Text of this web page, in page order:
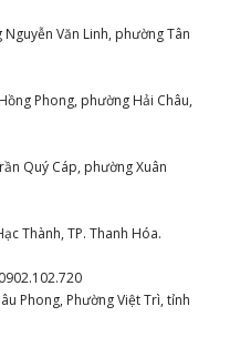
Nguyễn Văn Linh, phường Tân
Phong, phường Hải Châu,
Quý Cáp, phường Xuân
Thành, TP. Thanh Hóa.
0902.102.720
Phong, Phường Việt Trì, tỉnh